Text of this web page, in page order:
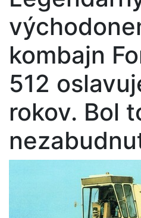
kombajn
512
rokov. Bol